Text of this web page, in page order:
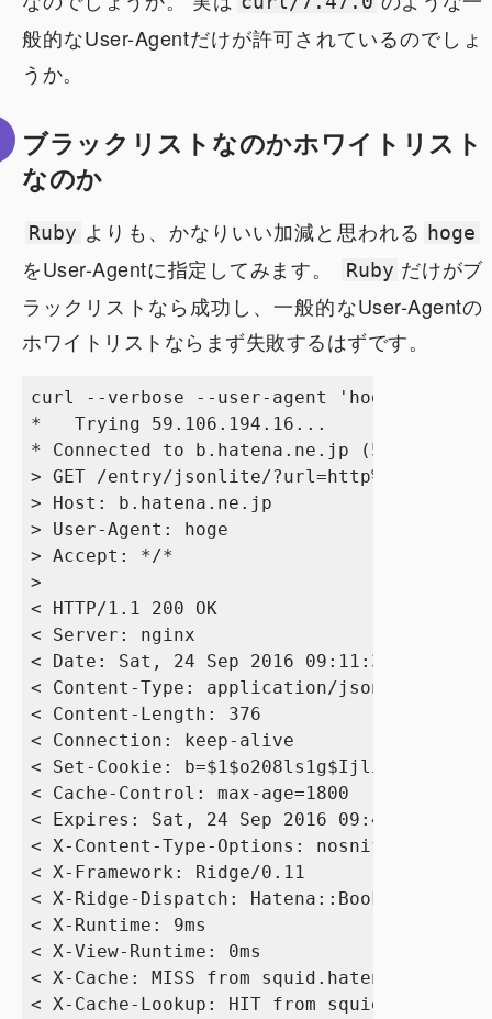
般的なUser-Agentだけが許可されているのでしょ
うか。
ブラックリストなのかホワイトリスト
なのか
Ruby よりも、かなりいい加減と思われる hoge
をUser-Agentに指定してみます。 Ruby だけがブ
ラックリストなら成功し、一般的なUser-Agentの
ホワイトリストならまず失敗するはずです。
curl --verbose --user-agent 'hoge' http://
*   Trying 59.106.194.16...
* Connected to b.hatena.ne.jp
> GET /entry/jsonlite/
> Host: b.hatena.ne.jp
> User-Agent: hoge
> Accept: */*
>
< HTTP/1.1 200 OK
< Server: nginx
< Date: Sat, 24 Sep 2016 09:11:38 GMT
< Content-Type: application/json;
< Content-Length: 376
< Connection: keep-alive
< Set-Cookie:
< Cache-Control: max-age=1800
< Expires: Sat, 24 Sep 2016 09:41:38 GMT
< X-Content-Type-Options: nosniff
< X-Framework: Ridge/0.11
< X-Ridge-Dispatch:
< X-Runtime: 9ms
< X-View-Runtime: 0ms
< X-Cache: MISS from squid.hatena.ne.jp
< X-Cache-Lookup: HIT from